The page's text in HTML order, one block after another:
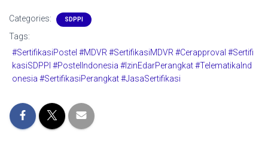
Categories: SDPPI
Tags:
#SertifikasiPostel #MDVR #SertifikasiMDVR #Cerapproval #Sertifi
kasiSDPPI #PostelIndonesia #IzinEdarPerangkat #TelematikaInd
onesia #SertifikasiPerangkat #JasaSertifikasi